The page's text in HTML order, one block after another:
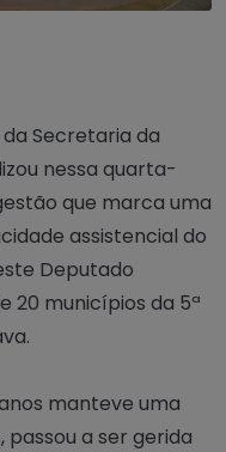
Secretaria da
nessa quarta-
que marca uma
assistencial do
Deputado
20 municípios da 5ª
manteve uma
a ser gerida